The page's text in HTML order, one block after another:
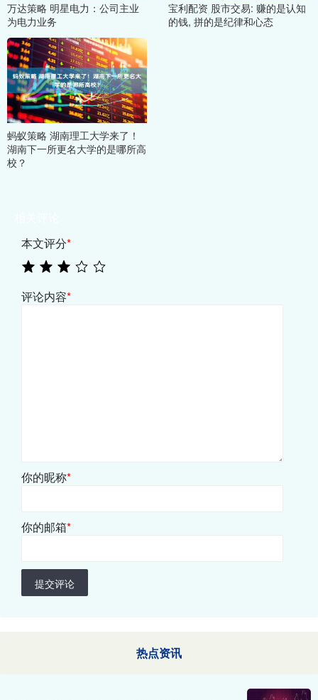
万达策略 明星电力：公司主业
为电力业务
宝利配资 股市交易: 赚的是认知
的钱, 拼的是纪律和心态
蚂蚁策略 湖南理工大学来了！
湖南下一所更名大学的是哪所高
校？
本文评分*
评论内容*
你的昵称*
你的邮箱*
提交评论
热点资讯